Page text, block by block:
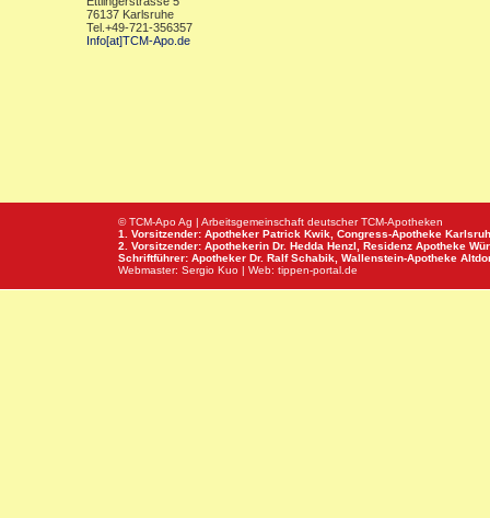
76137 Karlsruhe
Tel.+49-721-356357
Info[at]TCM-Apo.de
© TCM-Apo Ag | Arbeitsgemeinschaft deutscher TCM-Apotheken
1. Vorsitzender: Apotheker Patrick Kwik, Congress-Apotheke
2. Vorsitzender: Apothekerin Dr. Hedda Henzl, Residenz Apotheke
Schriftführer: Apotheker Dr. Ralf Schabik, Wallenstein-Apotheke
Webmaster: Sergio Kuo | Web: tippen-portal.de